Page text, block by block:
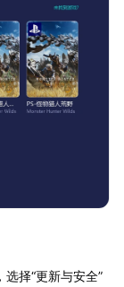
选择“更新与安全”